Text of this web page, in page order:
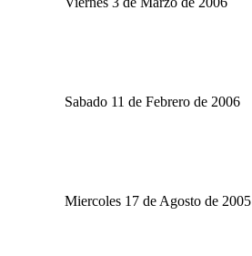
Sabado 11 de Febrero de 2006
Miercoles 17 de Agosto de 2005